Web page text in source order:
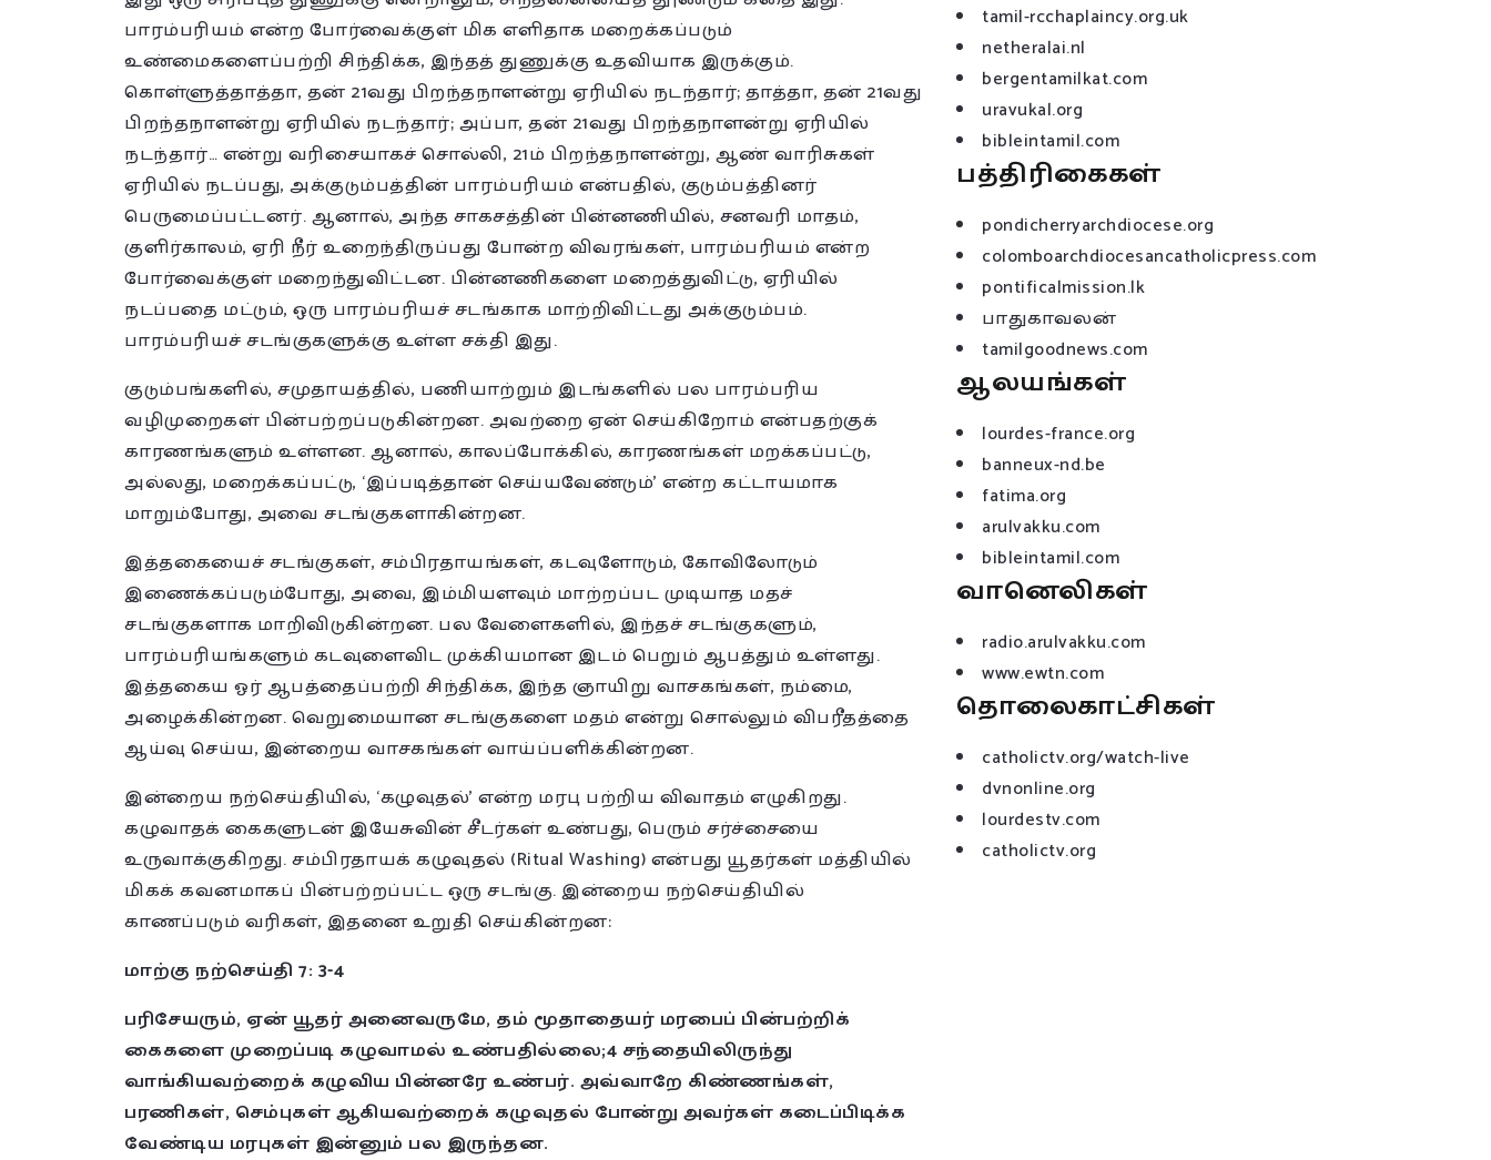
பாரம்பரியம் என்ற போர்வைக்குள் மிக எளிதாக மறைக்கப்படும்
உண்மைகளைப்பற்றி சிந்திக்க, இந்தத் துணுக்கு உதவியாக இருக்கும்.
கொள்ளுத்தாத்தா, தன் 21வது பிறந்தநாளன்று ஏரியில் நடந்தார்; தாத்தா, தன் 21வது
பிறந்தநாளன்று ஏரியில் நடந்தார்; அப்பா, தன் 21வது பிறந்தநாளன்று ஏரியில்
நடந்தார்… என்று வரிசையாகச் சொல்லி, 21ம் பிறந்தநாளன்று, ஆண் வாரிசுகள்
ஏரியில் நடப்பது, அக்குடும்பத்தின் பாரம்பரியம் என்பதில், குடும்பத்தினர்
பெருமைப்பட்டனர். ஆனால், அந்த சாகசத்தின் பின்னணியில், சனவரி மாதம்,
குளிர்காலம், ஏரி நீர் உறைந்திருப்பது போன்ற விவரங்கள், பாரம்பரியம் என்ற
போர்வைக்குள் மறைந்துவிட்டன. பின்னணிகளை மறைத்துவிட்டு, ஏரியில்
நடப்பதை மட்டும், ஒரு பாரம்பரியச் சடங்காக மாற்றிவிட்டது அக்குடும்பம்.
பாரம்பரியச் சடங்குகளுக்கு உள்ள சக்தி இது.
குடும்பங்களில், சமுதாயத்தில், பணியாற்றும் இடங்களில் பல பாரம்பரிய
வழிமுறைகள் பின்பற்றப்படுகின்றன. அவற்றை ஏன் செய்கிறோம் என்பதற்குக்
காரணங்களும் உள்ளன. ஆனால், காலப்போக்கில், காரணங்கள் மறக்கப்பட்டு,
அல்லது, மறைக்கப்பட்டு, ‘இப்படித்தான் செய்யவேண்டும்’ என்ற கட்டாயமாக
மாறும்போது, அவை சடங்குகளாகின்றன.
இத்தகையைச் சடங்குகள், சம்பிரதாயங்கள், கடவுளோடும், கோவிலோடும்
இணைக்கப்படும்போது, அவை, இம்மியளவும் மாற்றப்பட முடியாத மதச்
சடங்குகளாக மாறிவிடுகின்றன. பல வேளைகளில், இந்தச் சடங்குகளும்,
பாரம்பரியங்களும் கடவுளைவிட முக்கியமான இடம் பெறும் ஆபத்தும் உள்ளது.
இத்தகைய ஓர் ஆபத்தைப்பற்றி சிந்திக்க, இந்த ஞாயிறு வாசகங்கள், நம்மை,
அழைக்கின்றன. வெறுமையான சடங்குகளை மதம் என்று சொல்லும் விபரீதத்தை
ஆய்வு செய்ய, இன்றைய வாசகங்கள் வாய்ப்பளிக்கின்றன.
இன்றைய நற்செய்தியில், ‘கழுவுதல்’ என்ற மரபு பற்றிய விவாதம் எழுகிறது.
கழுவாதக் கைகளுடன் இயேசுவின் சீடர்கள் உண்பது, பெரும் சர்ச்சையை
உருவாக்குகிறது. சம்பிரதாயக் கழுவுதல் (Ritual Washing) என்பது யூதர்கள் மத்தியில்
மிகக் கவனமாகப் பின்பற்றப்பட்ட ஒரு சடங்கு. இன்றைய நற்செய்தியில்
காணப்படும் வரிகள், இதனை உறுதி செய்கின்றன:
மாற்கு நற்செய்தி 7: 3-4
பரிசேயரும், ஏன் யூதர் அனைவருமே, தம் மூதாதையர் மரபைப் பின்பற்றிக்
கைகளை முறைப்படி கழுவாமல் உண்பதில்லை;4 சந்தையிலிருந்து
வாங்கியவற்றைக் கழுவிய பின்னரே உண்பர். அவ்வாறே கிண்ணங்கள்,
பரணிகள், செம்புகள் ஆகியவற்றைக் கழுவுதல் போன்று அவர்கள் கடைப்பிடிக்க
வேண்டிய மரபுகள் இன்னும் பல இருந்தன.
tamil-rcchaplaincy.org.uk
netheralai.nl
bergentamilkat.com
uravukal.org
bibleintamil.com
பத்திரிகைகள்
pondicherryarchdiocese.org
colomboarchdiocesancatholicpress.com
pontificalmission.lk
பாதுகாவலன்
tamilgoodnews.com
ஆலயங்கள்
lourdes-france.org
banneux-nd.be
fatima.org
arulvakku.com
bibleintamil.com
வானெலிகள்
radio.arulvakku.com
www.ewtn.com
தொலைகாட்சிகள்
catholictv.org/watch-live
dvnonline.org
lourdestv.com
catholictv.org